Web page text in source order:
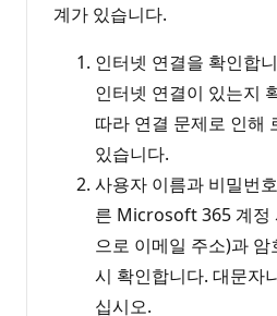
계가 있습니다.
인터넷 연결을 확인합
인터넷 연결이 있는지
따라 연결 문제로 인해
있습니다.
사용자 이름과 비밀번
른 Microsoft 365 계정
으로 이메일 주소)과
시 확인합니다. 대문자
십시오.